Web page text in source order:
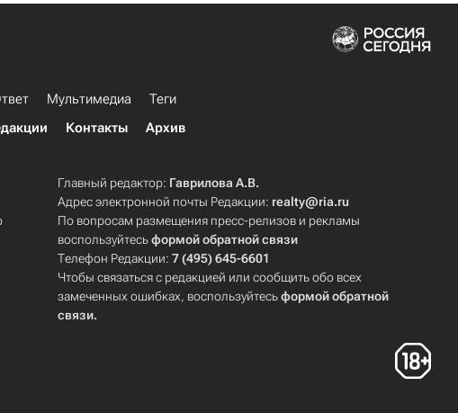
Мультимедиа
Теги
Контакты Архив
Главный редактор: Гаврилова А.В.
Адрес электронной почты Редакции: realty@ria.ru
По вопросам размещения пресс-релизов и рекламы
воспользуйтесьформой обратной связи
Телефон Редакции:7 (495) 645-6601
Чтобы связаться с редакцией или сообщить обо всех
замеченных ошибках, воспользуйтесьформой обратной
связи.